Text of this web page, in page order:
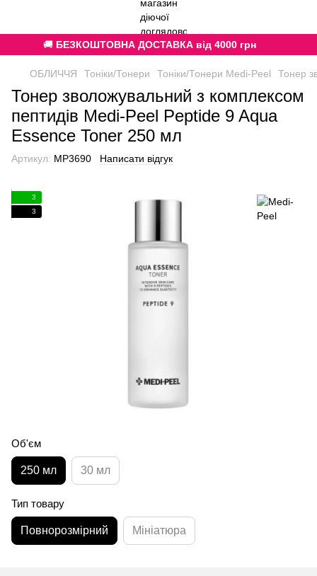
🚚 БЕЗКОШТОВНА ДОСТАВКА від 4000 грн
ОБЛИЧЧЯ Тоніки/Тонери Тоніки/Тонери Medi-Peel Тонер
Тонер зволожувальний з комплексом
пептидів Medi-Peel Peptide 9 Aqua
Essence Toner 250 мл
Артикул: MP3690 Написати відгук
3
3
Об'єм
250 мл 30 мл
Тип товару
Повнорозмірний Мініатюра